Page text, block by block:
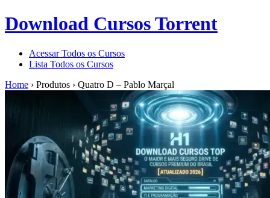
Download Cursos Torrent
Acessar Todos os Cursos
Lista Todos os Cursos
Home › Produtos › Quatro D – Pablo Marçal